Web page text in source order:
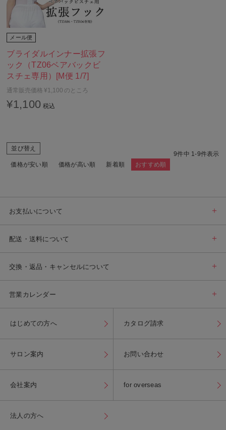
ブライダルインナー拡張フ
ック（TZ06ベアバックビ
スチェ専用）[M便 1/7]
メール便
通常販売価格 ¥1,100 のところ
¥1,100 税込
並び替え
価格が安い順 価格が高い順 新着順 おすすめ順
9件中 1-9件表示
お支払いについて
配送・送料について
交換・返品・キャンセルについて
営業カレンダー
はじめての方へ カタログ請求
サロン案内 お問い合わせ
会社案内 for overseas
法人の方へ